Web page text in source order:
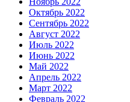
Октябрь 2022
Сентябрь 2022
Август 2022
Июль 2022
Июнь 2022
Май 2022
Апрель 2022
Март 2022
Февраль 2022